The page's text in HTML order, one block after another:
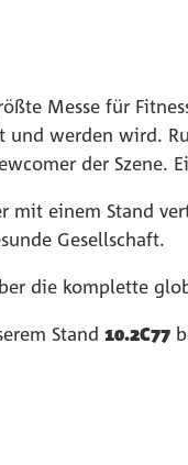
Messe für
werden wird.
der Szene.
mit einem Stand
Gesellschaft.
die komplette
Stand10.2C77